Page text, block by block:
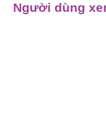
Người dùng